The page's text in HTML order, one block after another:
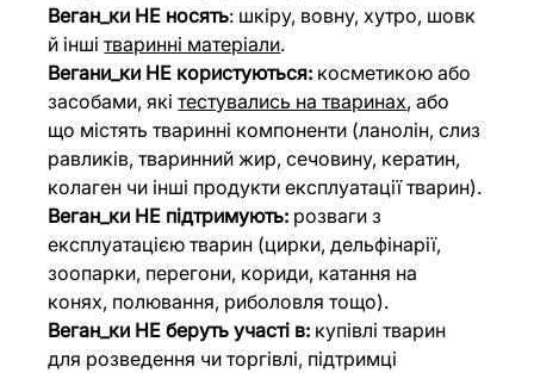
Веган_ки НЕ носять: шкіру, вовну, хутро, шовк
й інші тваринні матеріали.
Вегани_ки НЕ користуються: косметикою або
засобами, які тестувались на тваринах, або
що містять тваринні компоненти (ланолін, слиз
равликів, тваринний жир, сечовину, кератин,
колаген чи інші продукти експлуатації тварин).
Веган_ки НЕ підтримують: розваги з
експлуатацією тварин (цирки, дельфінарії,
зоопарки, перегони, кориди, катання на
конях, полювання, риболовля тощо).
Веган_ки НЕ беруть участі в: купівлі тварин
для розведення чи торгівлі, підтримці